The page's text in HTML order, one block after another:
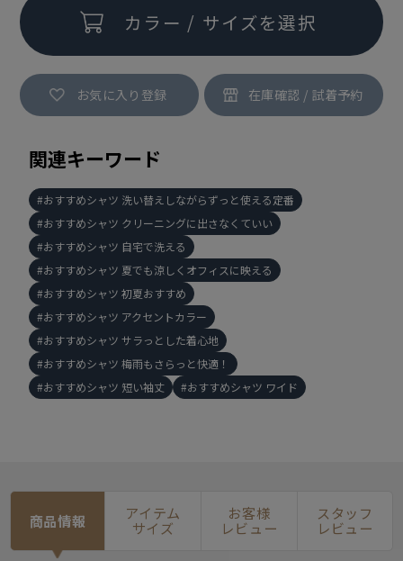
カラー / サイズを選択
お気に入り登録
関連キーワード
おすすめシャツ 洗い替えしながらずっと使える定番
おすすめシャツ クリーニングに出さなくていい
おすすめシャツ 自宅で洗える
おすすめシャツ 夏でも涼しくオフィスに映える
おすすめシャツ 初夏おすすめ
おすすめシャツ アクセントカラー
おすすめシャツ サラっとした着心地
おすすめシャツ 梅雨もさらっと快適！
おすすめシャツ 短い袖丈
おすすめシャツ ワイド
商品情報 アイテム
サイズ
お客様
レビュー
スタッフ
レビュー